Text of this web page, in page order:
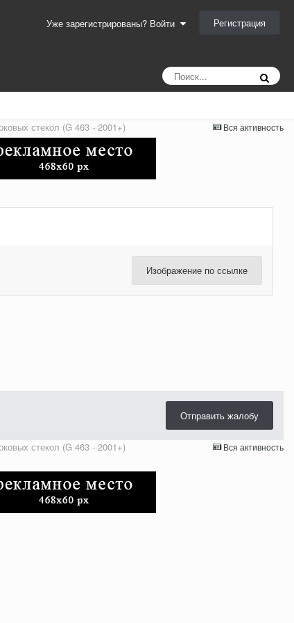
Уже зарегистрированы? Войти Регистрация
Вся активность
стекол (G 463 - 2001+)
Изображение по ссылке
Отправить жалобу
Вся активность
стекол (G 463 - 2001+)